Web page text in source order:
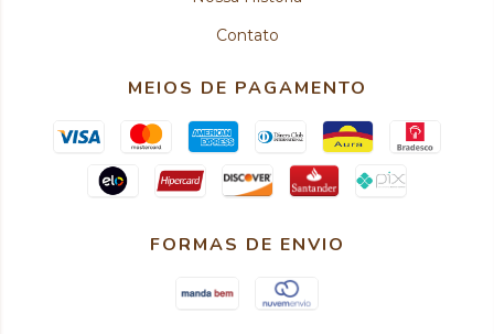
Contato
MEIOS DE PAGAMENTO
FORMAS DE ENVIO